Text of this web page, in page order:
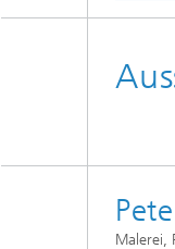
3D/
Malerei,